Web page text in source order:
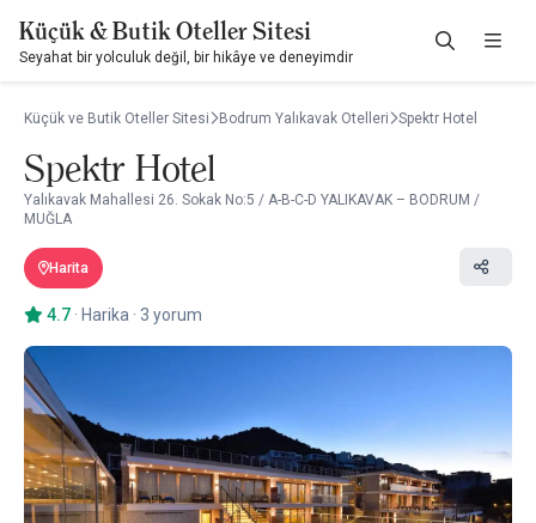
Küçük & Butik Oteller Sitesi
Seyahat bir yolculuk değil, bir hikâye ve deneyimdir
Küçük ve Butik Oteller Sitesi Bodrum Yalıkavak Otelleri Spektr Hotel
Spektr Hotel
Yalıkavak Mahallesi 26. Sokak No:5 / A-B-C-D YALIKAVAK – BODRUM /
MUĞLA
Harita
4.7 · Harika · 3 yorum